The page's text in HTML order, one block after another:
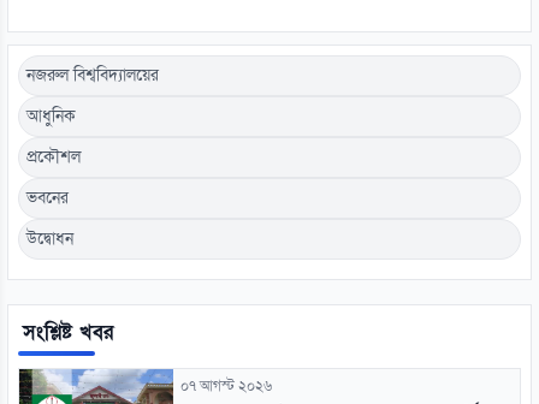
নজরুল বিশ্ববিদ্যালয়ের
আধুনিক
প্রকৌশল
ভবনের
উদ্বোধন
সংশ্লিষ্ট খবর
০৭ আগস্ট ২০২৬